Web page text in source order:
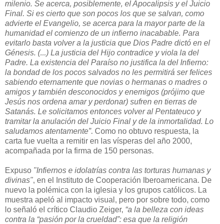
milenio. Se acerca, posiblemente, el Apocalipsis y el Juicio
Final. Si es cierto que son pocos los que se salvan, como
advierte el Evangelio, se acerca para la mayor parte de la
humanidad el comienzo de un infierno inacabable. Para
evitarlo basta volver a la justicia que Dios Padre dictó en el
Génesis. (...) La justicia del Hijo contradice y viola la del
Padre. La existencia del Paraíso no justifica la del Infierno:
la bondad de los pocos salvados no les permitirá ser felices
sabiendo eternamente que novias o hermanas o madres o
amigos y también desconocidos y enemigos (prójimo que
Jesús nos ordena amar y perdonar) sufren en tierras de
Satanás. Le solicitamos entonces volver al Pentateuco y
tramitar la anulación del Juicio Final y de la inmortalidad. Lo
saludamos atentamente”. Como no obtuvo respuesta, la
carta fue vuelta a remitir en las vísperas del año 2000,
acompañada por la firma de 150 personas.
Expuso "Infiernos e idolatrías contra las torturas humanas y
divinas", en el Instituto de Cooperación Iberoamericana. De
nuevo la polémica con la iglesia y los grupos católicos. La
muestra apeló al impacto visual, pero por sobre todo, como
lo señaló el crítico Claudio Zeiger, “a la belleza con ideas
contra la “pasión por la crueldad”: esa que la religión